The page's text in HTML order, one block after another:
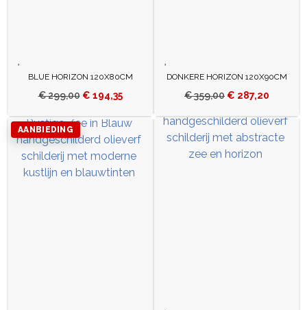
BLUE HORIZON 120X80CM
€299,00 € 194,35
DONKERE HORIZON 120X90CM
€359,00 € 287,20
AANBIEDING